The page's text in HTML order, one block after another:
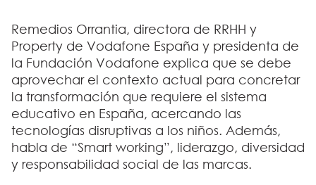
Remedios Orrantia, directora de RRHH y
Property de Vodafone España y presidenta de
la Fundación Vodafone explica que se debe
aprovechar el contexto actual para concretar
la transformación que requiere el sistema
educativo en España, acercando las
tecnologías disruptivas a los niños. Además,
habla de “Smart working”, liderazgo, diversidad
y responsabilidad social de las marcas.